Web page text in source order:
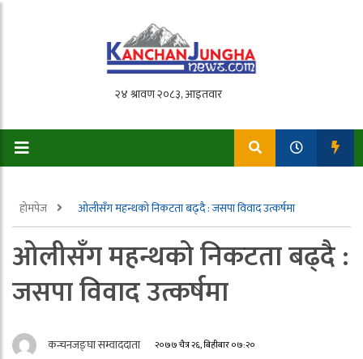
होमपेज ओलीसँग महन्थकाे निकटता बढ्दै : जसपा विवाद उत्कर्षमा
ओलीसँग महन्थकाे निकटता बढ्दै :
जसपा विवाद उत्कर्षमा
कन्चनजङ्घा सम्वाददाता २०७७ चैत्र २६, बिहीबार ०७:२०